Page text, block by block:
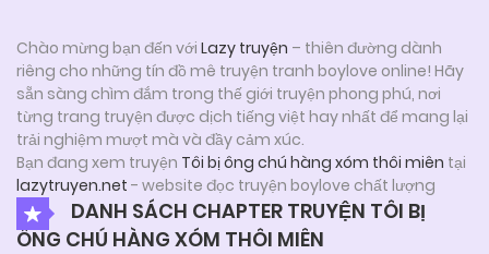
Chào mừng bạn đến với Lazy truyện – thiên đường dành
riêng cho những tín đồ mê truyện tranh boylove online! Hãy
sẵn sàng chìm đắm trong thế giới truyện phong phú, nơi
từng trang truyện được dịch tiếng việt hay nhất để mang lại
trải nghiệm mượt mà và đầy cảm xúc.
Bạn đang xem truyện Tôi bị ông chú hàng xóm thôi miên tại
lazytruyen.net - website đọc truyện boylove chất lượng
DANH SÁCH CHAPTER TRUYỆN TÔI BỊ
ÔNG CHÚ HÀNG XÓM THÔI MIÊN